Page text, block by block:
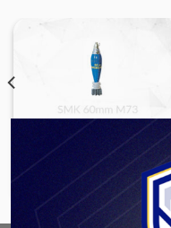
LARGE CALIBER AMMUNITION
SMK 60mm M73